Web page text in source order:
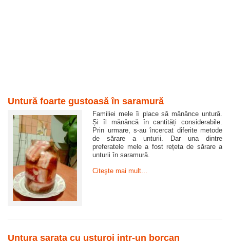
Untură foarte gustoasă în saramură
Familiei mele îi place să mănânce untură.
Și îl mănâncă în cantități considerabile.
Prin urmare, s-au încercat diferite metode
de sărare a unturii. Dar una dintre
preferatele mele a fost rețeta de sărare a
unturii în saramură.
Citeşte mai mult...
Untura sarata cu usturoi intr-un borcan